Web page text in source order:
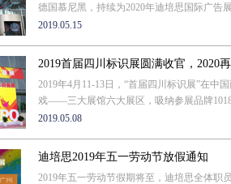
德国慕尼黑，持续为2020年迪培思国际广告
2019.05.15
2019首届四川标识展圆满收官，2020
2019年4月11-13日，“首届四川标识展”在中
戏——三大展馆六大展区，吸纳参展品牌
2019.05.08
迪培思2019年五一劳动节放假通知
2019年五一劳动节假期将至，迪培思全体职